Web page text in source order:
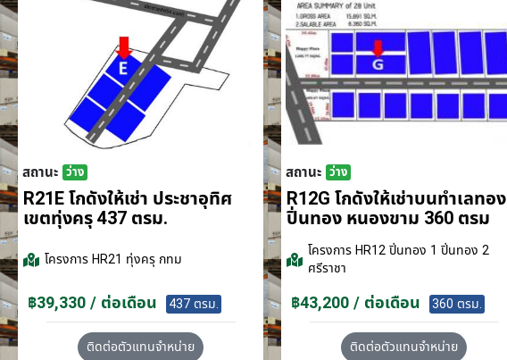
สถานะ ว่าง
R21E โกดังให้เช่า ประชาอุทิศ
เขตทุ่งครุ 437 ตรม.
โครงการHR21 ทุ่งครุ กทม
฿39,330 / ต่อเดือน 437 ตรม.
ติดต่อตัวแทนจำหน่าย
สถานะ ว่าง
R12G โกดังให้เช่าบนทำเลทอง
ปิ่นทอง หนองขาม 360 ตรม
โครงการHR12 ปิ่นทอง 1 ปิ่นทอง 2
ศรีราชา
฿43,200 / ต่อเดือน 360 ตรม.
ติดต่อตัวแทนจำหน่าย